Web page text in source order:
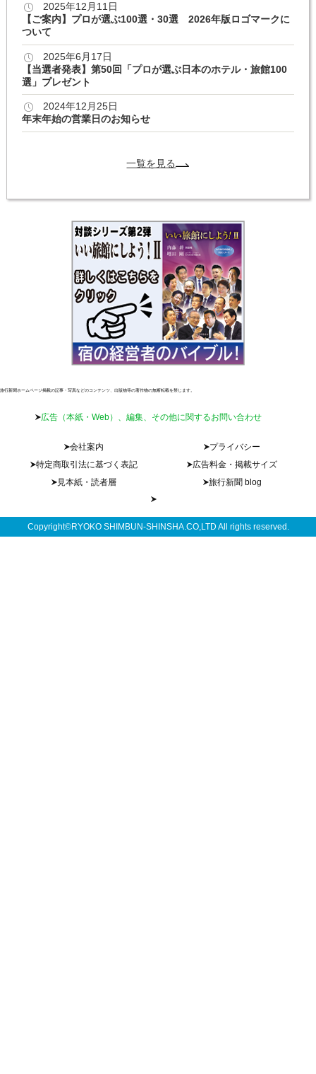
2025年12月11日
【ご案内】プロが選ぶ100選・30選 2026年版ロゴマークに
ついて
2025年6月17日
【当選者発表】第50回「プロが選ぶ日本のホテル・旅館100
選」プレゼント
2024年12月25日
年末年始の営業日のお知らせ
一覧を見る
旅行新聞ホームページ掲載の記事・写真などのコンテンツ、出版物等の著作物の無断転載を禁じます。
広告（本紙・Web）、編集、その他に関するお問い合わせ
会社案内
プライバシー
特定商取引法に基づく表記
広告料金・掲載サイズ
見本紙・読者層
旅行新聞 blog
Copyright©RYOKO SHIMBUN-SHINSHA.CO,LTD All rights reserved.